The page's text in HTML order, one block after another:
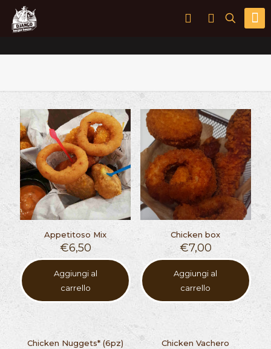
Appetitoso Mix
€6,50
Aggiungi al
carrello
Chicken box
€7,00
Aggiungi al
carrello
Chicken Nuggets* (6pz) Chicken Vachero